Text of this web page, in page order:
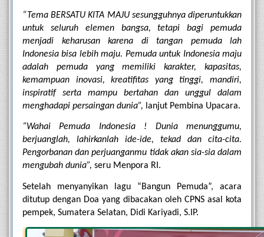
“Tema BERSATU KITA MAJU sesungguhnya diperuntukkan
untuk seluruh elemen bangsa, tetapi bagi pemuda
menjadi keharusan karena di tangan pemuda lah
Indonesia bisa lebih maju. Pemuda untuk Indonesia maju
adalah pemuda yang memiliki karakter, kapasitas,
kemampuan inovasi, kreatifitas yang tinggi, mandiri,
inspiratif serta mampu bertahan dan unggul dalam
menghadapi persaingan dunia”, lanjut Pembina Upacara.
“Wahai Pemuda Indonesia ! Dunia menunggumu,
berjuanglah, lahirkanlah ide-ide, tekad dan cita-cita.
Pengorbanan dan perjuanganmu tidak akan sia-sia dalam
mengubah dunia”, seru Menpora RI.
Setelah menyanyikan lagu “Bangun Pemuda”, acara
ditutup dengan Doa yang dibacakan oleh CPNS asal kota
pempek, Sumatera Selatan, Didi Kariyadi, S.IP.